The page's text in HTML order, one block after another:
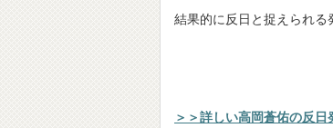
結果的に反日と捉えられる
＞＞詳しい高岡蒼佑の反